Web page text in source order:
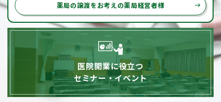
薬局の譲渡をお考えの薬局経営者様 east
医院開業に役立つ
セミナー・イベント